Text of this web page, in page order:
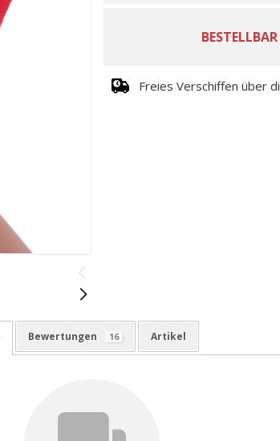
Freies Verschiffen über
Bewertungen 16 Artikel